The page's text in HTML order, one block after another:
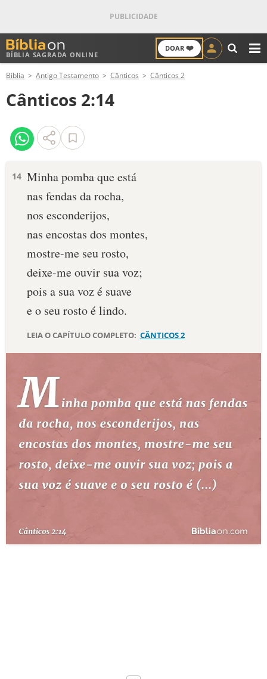
BÍBLIA SAGRADA ONLINE
DOAR ❤️
ANTIGO TESTAMENTO
NOVO TESTAMENTO
VERSÍCULOS
PALAVRA DO DIA
DEVOCIONAL DIÁRIO
10 MANDAMENTOS
ESBOÇOS DE PREGAÇÃO
TEMAS
PERGUNTE À BÍBLIA
TERMO BÍBLICO JOGOS
QUEM SOMOS
Bíblia Antigo Testamento Cânticos Cânticos 2
Cânticos 2:14
14 Minha pomba que está
nas fendas da rocha,
nos esconderijos,
nas encostas dos montes,
mostre-me seu rosto,
deixe-me ouvir sua voz;
pois a sua voz é suave
e o seu rosto é lindo.
LEIA O CAPÍTULO COMPLETO: CÂNTICOS 2